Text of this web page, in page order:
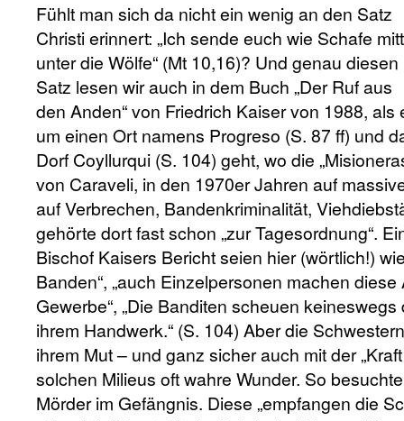
Fühlt man sich da nicht ein wenig an den Satz
Christi erinnert: „Ich sende euch wie Schafe
unter die Wölfe“ (Mt 10,16)? Und genau diesen
Satz lesen wir auch in dem Buch „Der Ruf aus
den Anden“ von Friedrich Kaiser von 1988, als
um einen Ort namens Progreso (S. 87 ff) und
Dorf Coyllurqui (S. 104) geht, wo die
von Caraveli, in den 1970er Jahren auf
auf Verbrechen, Bandenkriminalität,
gehörte dort fast schon „zur Tagesordnung“.
Bischof Kaisers Bericht seien hier (wörtlich!)
Banden“, „auch Einzelpersonen machen
Gewerbe“, „Die Banditen scheuen
ihrem Handwerk.“ (S. 104) Aber die
ihrem Mut – und ganz sicher auch mit der
solchen Milieus oft wahre Wunder. So
Mörder im Gefängnis. Diese „empfangen die